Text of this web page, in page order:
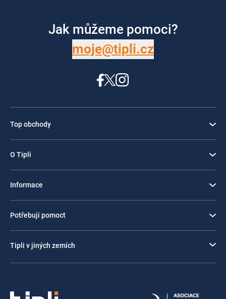
Jak můžeme pomoci?
moje@tipli.cz
Top obchody
O Tipli
Informace
Potřebuji pomoct
Tipli v jiných zemích